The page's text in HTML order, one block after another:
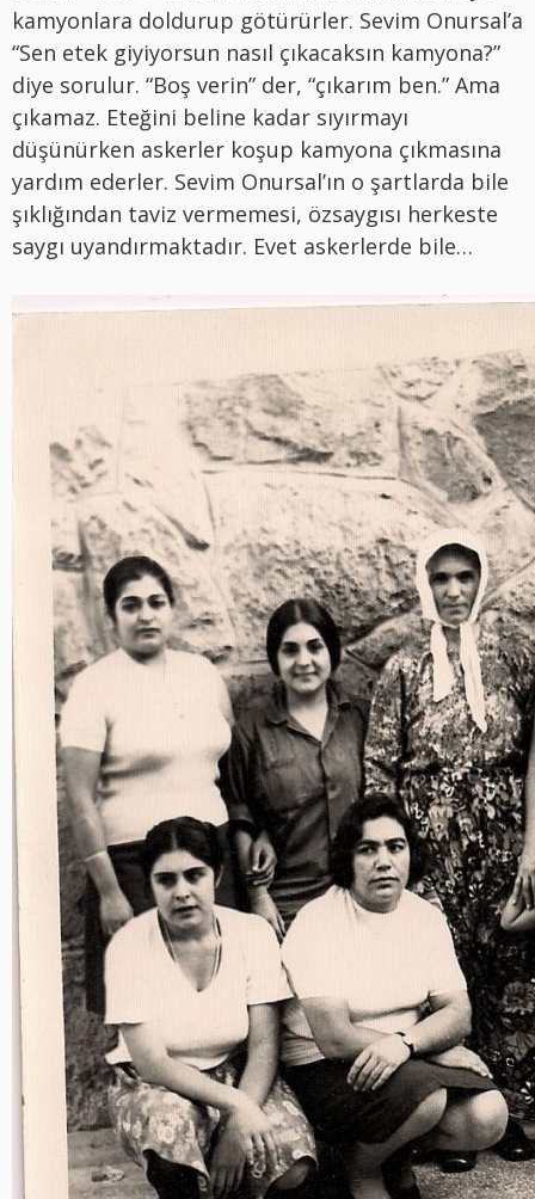
kamyonlara doldurup götürürler. Sevim Onursal’a
“Sen etek giyiyorsun nasıl çıkacaksın kamyona?”
diye sorulur. “Boş verin” der, “çıkarım ben.” Ama
çıkamaz. Eteğini beline kadar sıyırmayı
düşünürken askerler koşup kamyona çıkmasına
yardım ederler. Sevim Onursal’ın o şartlarda bile
şıklığından taviz vermemesi, özsaygısı herkeste
saygı uyandırmaktadır. Evet askerlerde bile…